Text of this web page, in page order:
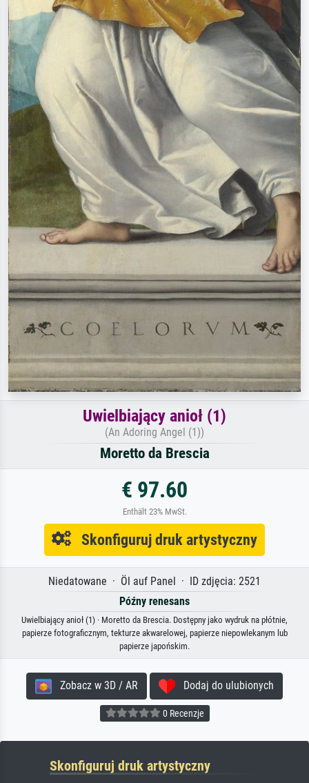
Uwielbiający anioł (1)
(An Adoring Angel (1))
Moretto da Brescia
€ 97.60
Enthält 23% MwSt.
Skonfiguruj druk artystyczny
Niedatowane · Öl auf Panel · ID zdjęcia: 2521
Późny renesans
Uwielbiający anioł (1) · Moretto da Brescia. Dostępny jako wydruk na płótnie,
papierze fotograficznym, tekturze akwarelowej, papierze niepowlekanym lub
papierze japońskim.
Zobacz w 3D / AR Dodaj do ulubionych
0 Recenzje
Skonfiguruj druk artystyczny